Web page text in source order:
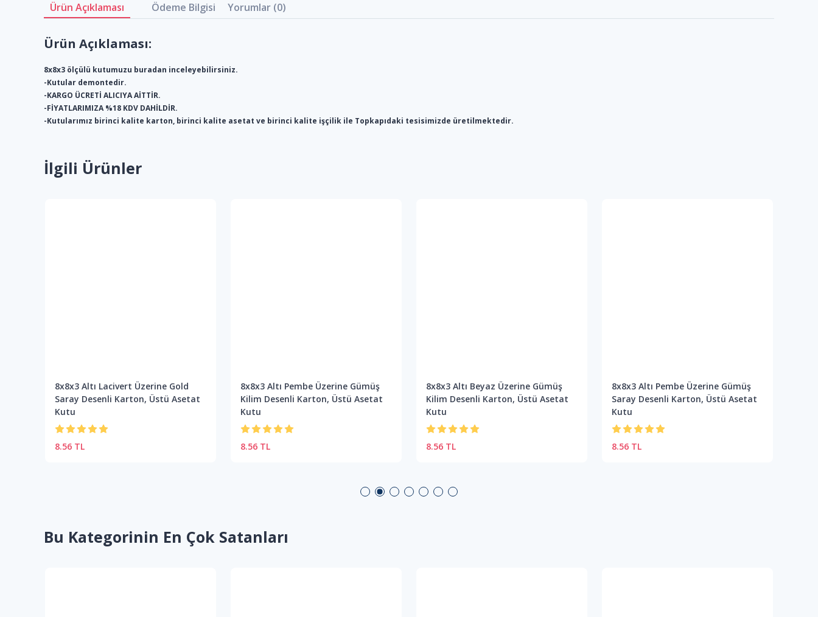
Ürün Açıklaması Ödeme Bilgisi Yorumlar (0)
Ürün Açıklaması:
8x8x3 ölçülü kutumuzu buradan inceleyebilirsiniz.
-Kutular demontedir.
-KARGO ÜCRETİ ALICIYA AİTTİR.
-FİYATLARIMIZA %18 KDV DAHİLDİR.
-Kutularımız birinci kalite karton, birinci kalite asetat ve birinci kalite işçilik ile Topkapıdaki tesisimizde üretilmektedir.
İlgili Ürünler
8x8x3 Altı Lacivert Üzerine Gold
Saray Desenli Karton, Üstü Asetat
Kutu
8.56 TL
8x8x3 Altı Pembe Üzerine Gümüş
Kilim Desenli Karton, Üstü Asetat
Kutu
8.56 TL
8x8x3 Altı Beyaz Üzerine Gümüş
Kilim Desenli Karton, Üstü Asetat
Kutu
8.56 TL
8x8x3 Altı Pembe Üzerine Gümüş
Saray Desenli Karton, Üstü Asetat
Kutu
8.56 TL
Bu Kategorinin En Çok Satanları